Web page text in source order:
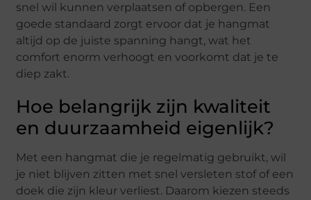
snel wil kunnen verplaatsen of opbergen. Een
goede standaard zorgt ervoor dat je hangmat
altijd op de juiste spanning hangt, wat het
comfort enorm verhoogt en voorkomt dat je te
diep zakt.
Hoe belangrijk zijn kwaliteit
en duurzaamheid eigenlijk?
Met een hangmat die je regelmatig gebruikt, wil
je niet blijven zitten met snel versleten stof of een
doek die zijn kleur verliest. Daarom kiezen steeds